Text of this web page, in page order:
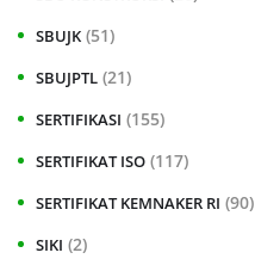
SBUJK (51)
SBUJPTL (21)
SERTIFIKASI (155)
SERTIFIKAT ISO (117)
SERTIFIKAT KEMNAKER RI (90)
SIKI (2)